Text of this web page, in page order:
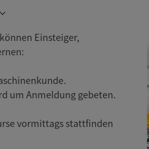
Einsteiger,
um Anmeldung gebeten.
vormittags stattfinden